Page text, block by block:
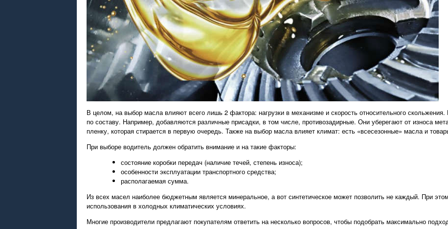
В целом, на выбор масла влияют всего лишь 2 фактора: нагрузки в механизме и скорость относительного
по составу. Например, добавляются различные присадки, в том числе, противозадирные. Они уберегают от износа
пленку, которая стирается в первую очередь. Также на выбор масла влияет климат: есть «всесезонные» масла и
При выборе водитель должен обратить внимание и на такие факторы:
состояние коробки передач (наличие течей, степень износа);
особенности эксплуатации транспортного средства;
располагаемая сумма.
Из всех масел наиболее бюджетным является минеральное, а вот синтетическое может позволить не каждый. При
использования в холодных климатических условиях.
Многие производители предлагают покупателям ответить на несколько вопросов, чтобы подобрать максимально